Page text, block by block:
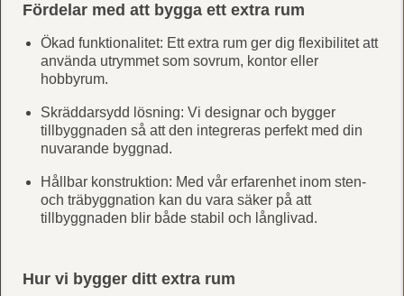
Fördelar med att bygga ett extra rum
Ökad funktionalitet: Ett extra rum ger dig flexibilitet att
använda utrymmet som sovrum, kontor eller
hobbyrum.
Skräddarsydd lösning: Vi designar och bygger
tillbyggnaden så att den integreras perfekt med din
nuvarande byggnad.
Hållbar konstruktion: Med vår erfarenhet inom sten-
och träbyggnation kan du vara säker på att
tillbyggnaden blir både stabil och långlivad.
Hur vi bygger ditt extra rum